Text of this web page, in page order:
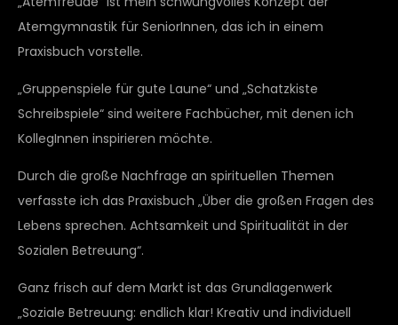
Atemgymnastik für SeniorInnen, das ich in einem
Praxisbuch vorstelle.
„Gruppenspiele für gute Laune“ und „Schatzkiste
Schreibspiele“ sind weitere Fachbücher, mit denen ich
KollegInnen inspirieren möchte.
Durch die große Nachfrage an spirituellen Themen
verfasste ich das Praxisbuch „Über die großen Fragen des
Lebens sprechen. Achtsamkeit und Spiritualität in der
Sozialen Betreuung“.
Ganz frisch auf dem Markt ist das Grundlagenwerk
„Soziale Betreuung: endlich klar! Kreativ und individuell